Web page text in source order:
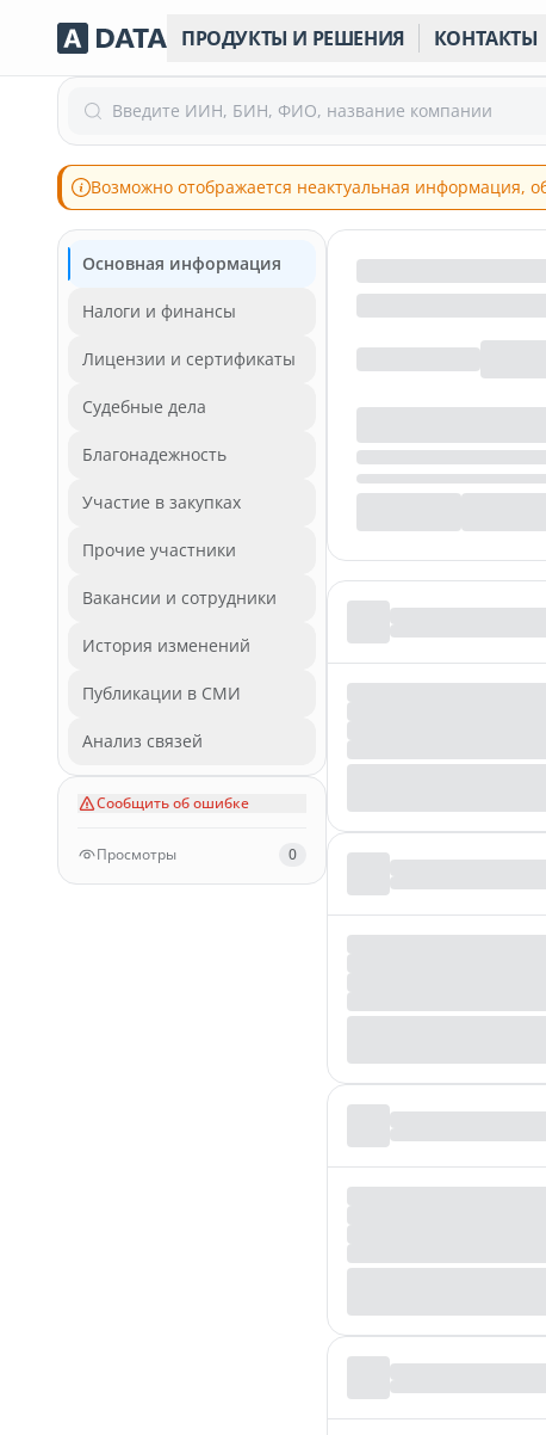
ПРОДУКТЫ И РЕШЕНИЯ КОНТАКТЫ
Введите ИИН, БИН, ФИО, название компании
Возможно отображается неактуальная информация,
Основная информация
Налоги и финансы
Лицензии и сертификаты
Судебные дела
Благонадежность
Участие в закупках
Прочие участники
Вакансии и сотрудники
История изменений
Публикации в СМИ
Анализ связей
Сообщить об ошибке
Просмотры 0